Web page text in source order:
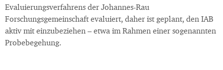
Evaluierungsverfahrens der Johannes-Rau
Forschungsgemeinschaft evaluiert, daher ist geplant, den IAB
aktiv mit einzubeziehen – etwa im Rahmen einer sogenannten
Probebegehung.